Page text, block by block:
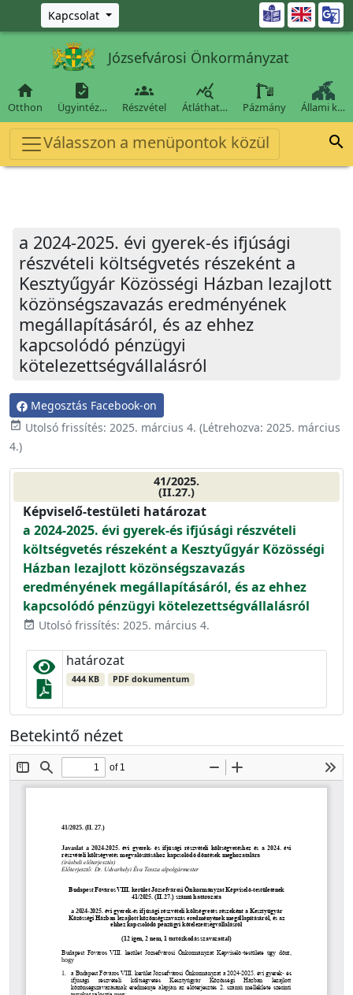
Ugrás a fő tartalomra
Kapcsolat 
Józsefvárosi Önkormányzat

Otthon

Ügyintéz…

Részvétel

Átláthat… Pázmány Állami k…
Válasszon a menüpontok közül 
a 2024-2025. évi gyerek-és ifjúsági
részvételi költségvetés részeként a
Kesztyűgyár Közösségi Házban lezajlott
közönségszavazás eredményének
megállapításáról, és az ehhez
kapcsolódó pénzügyi
kötelezettségvállalásról
Megosztás Facebook-on
event_available Utolsó frissítés: 2025. március 4. (Létrehozva: 2025. március
4.)
41/2025.
(II.27.)
Képviselő-testületi határozat
a 2024-2025. évi gyerek-és ifjúsági részvételi
költségvetés részeként a Kesztyűgyár Közösségi
Házban lezajlott közönségszavazás
eredményének megállapításáról, és az ehhez
kapcsolódó pénzügyi kötelezettségvállalásról
event_available Utolsó frissítés: 2025. március 4.
határozat
444 KB PDF dokumentum
Betekintő nézet